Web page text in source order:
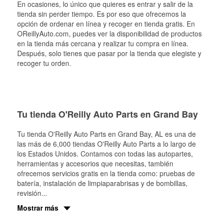
En ocasiones, lo único que quieres es entrar y salir de la
tienda sin perder tiempo. Es por eso que ofrecemos la
opción de ordenar en línea y recoger en tienda gratis. En
OReillyAuto.com, puedes ver la disponibilidad de productos
en la tienda más cercana y realizar tu compra en línea.
Después, solo tienes que pasar por la tienda que elegiste y
recoger tu orden.
Tu tienda O'Reilly Auto Parts en Grand Bay
Tu tienda O'Reilly Auto Parts en Grand Bay, AL es una de
las más de 6,000 tiendas O'Reilly Auto Parts a lo largo de
los Estados Unidos. Contamos con todas las autopartes,
herramientas y accesorios que necesitas, también
ofrecemos servicios gratis en la tienda como: pruebas de
batería, instalación de limpiaparabrisas y de bombillas,
revisión...
Mostrar más